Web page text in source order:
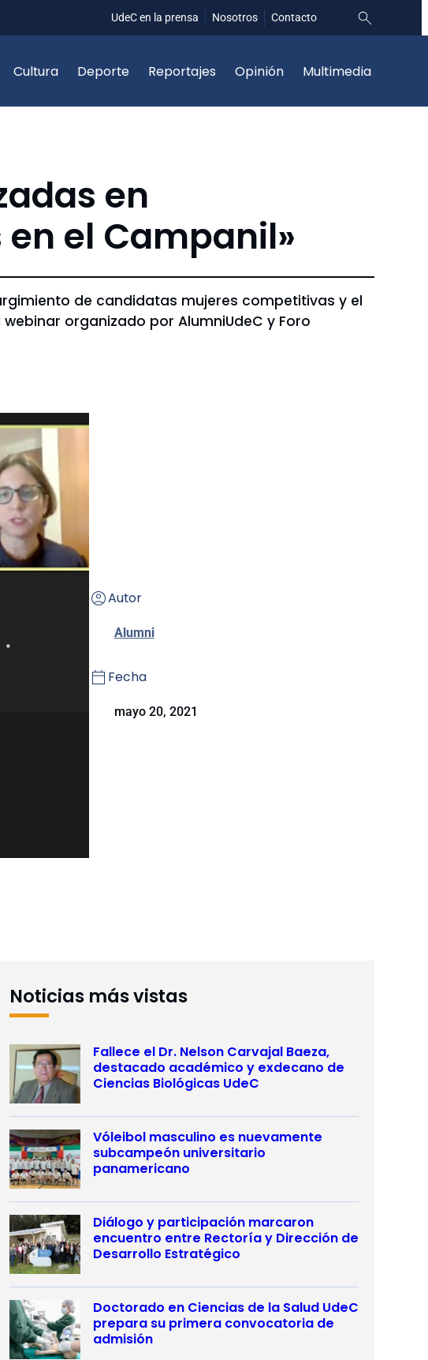
UdeC en la prensa Nosotros Contacto
Cultura Deporte Reportajes Opinión Multimedia
en
el Campanil»
de candidatas mujeres competitivas y el
organizado por AlumniUdeC y Foro
Autor
Alumni
Fecha
mayo 20, 2021
Noticias más vistas
Fallece el Dr. Nelson Carvajal Baeza,
destacado académico y exdecano de
Ciencias Biológicas UdeC
Vóleibol masculino es nuevamente
subcampeón universitario
panamericano
Diálogo y participación marcaron
encuentro entre Rectoría y Dirección de
Desarrollo Estratégico
Doctorado en Ciencias de la Salud UdeC
prepara su primera convocatoria de
admisión